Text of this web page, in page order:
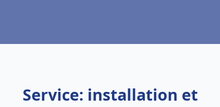
Service: installation et